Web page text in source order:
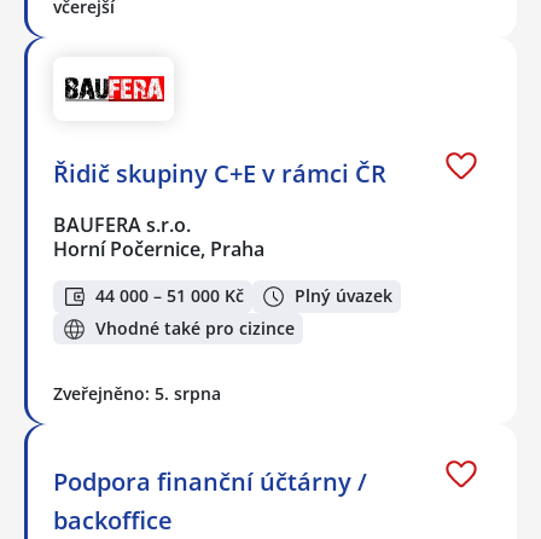
včerejší
Řidič skupiny C+E v rámci ČR
BAUFERA s.r.o.
Horní Počernice, Praha
44 000 – 51 000 Kč
Plný úvazek
Vhodné také pro cizince
Zveřejněno: 5. srpna
Podpora finanční účtárny /
backoffice